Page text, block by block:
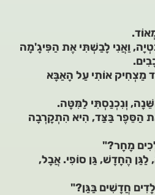
וַאֲנִי לָבַשְׁתִּי אֶת הַפִּיגָ'מָה
מַצְחִיק אוֹתִי עַל הָאַבָּא
וְנִכְנַסְתִּי לַמִּטָּה.
הַסֵּפֶר בַּצַּד, הִיא הִתְקָרְבָה
מָחָר?"
הֶחָדָשׁ, גַּן סוֹפִי. אֲבָל,
חֲדָשִׁים בַּגַּן?"